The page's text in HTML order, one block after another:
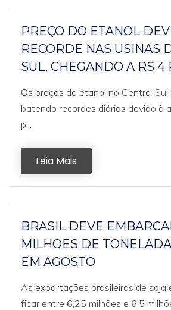
PREÇO DO ETANOL
RECORDE NAS USINAS
SUL, CHEGANDO A RS 4
Os preços do etanol no Centro-Sul
batendo recordes diários devido à
p...
Leia Mais
BRASIL DEVE
MILHOES DE
EM AGOSTO
As exportações brasileiras de soja
ficar entre 6,25 milhões e 6,5